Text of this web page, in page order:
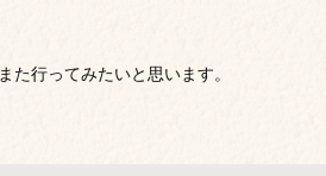
また行ってみたいと思います。